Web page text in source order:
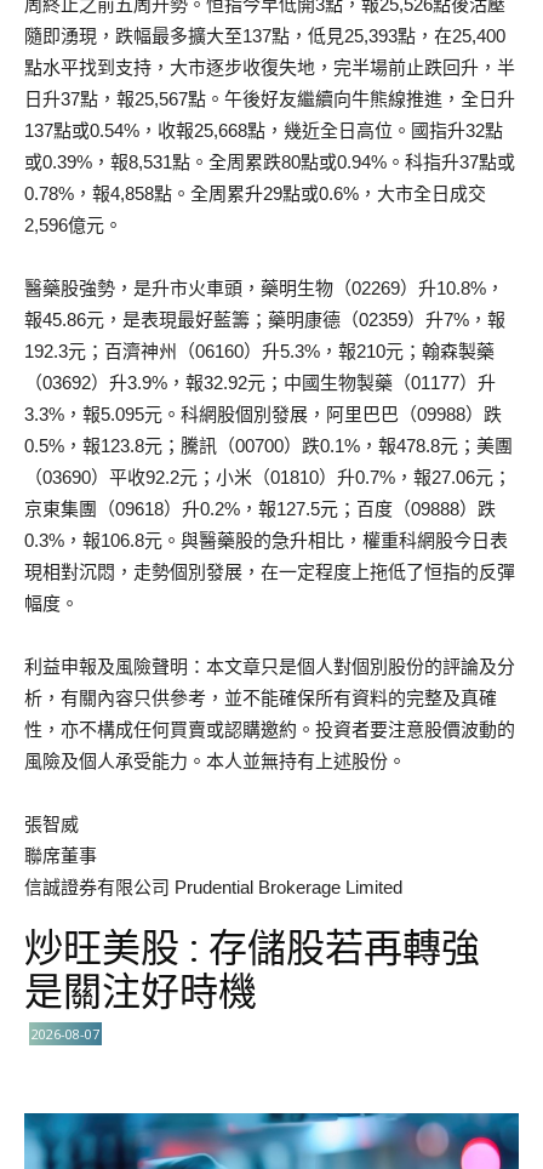
隨即湧現，跌幅最多擴大至137點，低見25,393點，在25,400
點水平找到支持，大市逐步收復失地，完半場前止跌回升，半
日升37點，報25,567點。午後好友繼續向牛熊線推進，全日升
137點或0.54%，收報25,668點，幾近全日高位。國指升32點
或0.39%，報8,531點。全周累跌80點或0.94%。科指升37點或
0.78%，報4,858點。全周累升29點或0.6%，大市全日成交
2,596億元。
醫藥股強勢，是升市火車頭，藥明生物（02269）升10.8%，
報45.86元，是表現最好藍籌；藥明康德（02359）升7%，報
192.3元；百濟神州（06160）升5.3%，報210元；翰森製藥
（03692）升3.9%，報32.92元；中國生物製藥（01177）升
3.3%，報5.095元。科網股個別發展，阿里巴巴（09988）跌
0.5%，報123.8元；騰訊（00700）跌0.1%，報478.8元；美團
（03690）平收92.2元；小米（01810）升0.7%，報27.06元；
京東集團（09618）升0.2%，報127.5元；百度（09888）跌
0.3%，報106.8元。與醫藥股的急升相比，權重科網股今日表
現相對沉悶，走勢個別發展，在一定程度上拖低了恒指的反彈
幅度。
利益申報及風險聲明：本文章只是個人對個別股份的評論及分
析，有關內容只供參考，並不能確保所有資料的完整及真確
性，亦不構成任何買賣或認購邀約。投資者要注意股價波動的
風險及個人承受能力。本人並無持有上述股份。
張智威
聯席董事
信誠證券有限公司 Prudential Brokerage Limited
炒旺美股 : 存儲股若再轉強
是關注好時機
2026-08-07